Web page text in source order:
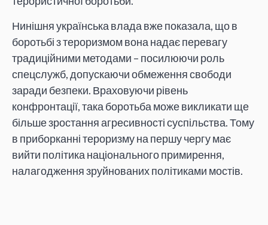
Нинішня українська влада вже показала, що в
боротьбі з тероризмом вона надає перевагу
традиційними методами – посилюючи роль
спецслужб, допускаючи обмеження свободи
заради безпеки. Враховуючи рівень
конфронтації, така боротьба може викликати ще
більше зростання агресивності суспільства. Тому
в приборканні тероризму на першу чергу має
вийти політика національного примирення,
налагодження зруйнованих політиками мостів.